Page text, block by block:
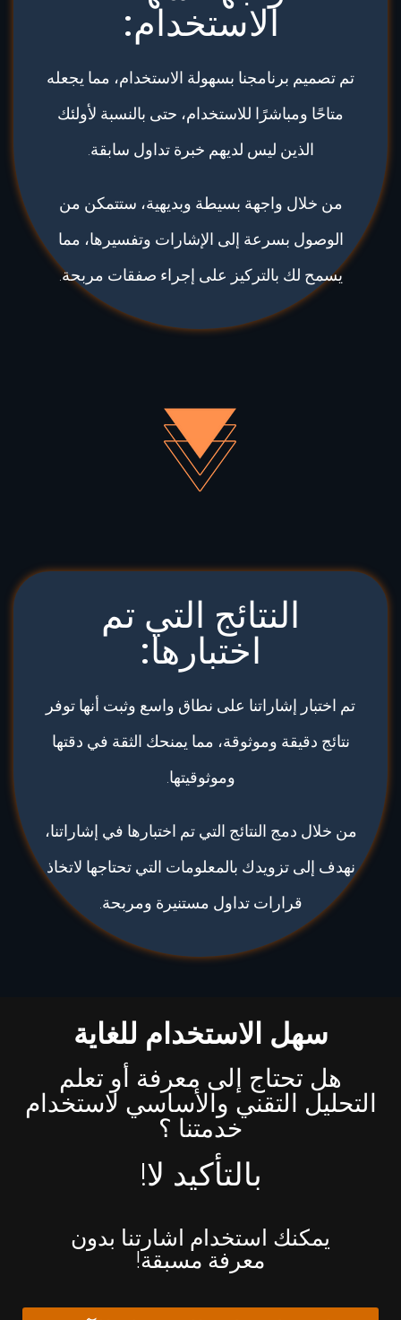
الاستخدام:
تم تصميم برنامجنا بسهولة الاستخدام، مما يجعله
متاحًا ومباشرًا للاستخدام، حتى بالنسبة لأولئك
الذين ليس لديهم خبرة تداول سابقة.
من خلال واجهة بسيطة وبديهية، ستتمكن من
الوصول بسرعة إلى الإشارات وتفسيرها، مما
يسمح لك بالتركيز على إجراء صفقات مربحة.
النتائج التي تم
اختبارها:
تم اختبار إشاراتنا على نطاق واسع وثبت أنها توفر
نتائج دقيقة وموثوقة، مما يمنحك الثقة في دقتها
وموثوقيتها.
من خلال دمج النتائج التي تم اختبارها في إشاراتنا،
نهدف إلى تزويدك بالمعلومات التي تحتاجها لاتخاذ
قرارات تداول مستنيرة ومربحة.
سهل الاستخدام للغاية
هل تحتاج إلى معرفة أو تعلم
التحليل التقني والأساسي لاستخدام
خدمتنا ؟
بالتأكيد لا!
يمكنك استخدام اشارتنا بدون
معرفة مسبقة!